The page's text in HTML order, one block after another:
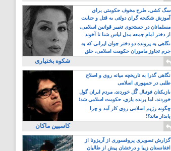
سگ کشی، طرح مخوف حکومتی برای
آموزش شکنجه گران دولتی به قتل و جنایت
بیشتر
مسلمانان در جستجوی تغییر قوانین اسلامی،
از دختر امام جمعه مدل لباس شنا تا آخوند
مسلمان همجنسگرا!
نگاهی به پرونده دو دختر جوان ایرانی که به
جرم تجاوز ماموران حکومت اسلامی، حلق
آویز شدند!
شکوه بختیاری
نگاهی گذرا به تاریخچه میانه روی و اصلاح
طلبی در جمهوری اسلامی
بازیکنان فوتبال گًل خوردند، مردم ایران گول
خوردند، اما برنده بازی، حکومت اسلامی شد!
چگونه رژیم اسلامی روی کار آمد و چرا
پایدار ماند؟!
کاسپین ماکان
گزارش تصویری پروفسوری از آریزونا از
افغانستان زیبا و درخشان پیش از طالبان